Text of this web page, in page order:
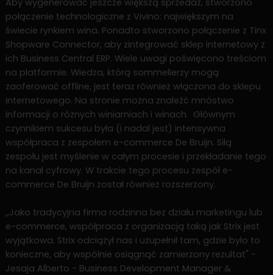
Aby wygenerować jeszcze większą sprzedaż, stworzono
połączenie technologiczne z Vivino: największym na
świecie rynkiem wina. Ponadto stworzono połączenie z Tinx
Shopware Connector, aby zintegrować sklep internetowy z
ich Business Central ERP. Wiele uwagi poświęcono treściom
na platformie. Wiedza, którą sommelierzy mogą
zaoferować offline, jest teraz również włączona do sklepu
internetowego. Na stronie można znaleźć mnóstwo
informacji o różnych winiarniach i winach. Głównym
czynnikiem sukcesu była (i nadal jest) intensywna
współpraca z zespołem e-commerce De Bruijn. Siłą
zespołu jest myślenie w całym procesie i przekładanie tego
na kanał cyfrowy. W trakcie tego procesu zespół e-
commerce De Bruijn został również rozszerzony.
,,Jako tradycyjna firma rodzinna bez działu marketingu lub
e-commerce, współpraca z organizacją taką jak Strix jest
wyjątkowa. Strix odciążył nas i uzupełnił tam, gdzie było to
konieczne, aby wspólnie osiągnąć zamierzony rezultat" -
Jesaja Alberto - Business Development Manager &